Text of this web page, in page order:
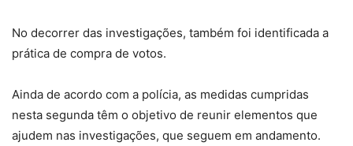
No decorrer das investigações, também foi identificada a
prática de compra de votos.
Ainda de acordo com a polícia, as medidas cumpridas
nesta segunda têm o objetivo de reunir elementos que
ajudem nas investigações, que seguem em andamento.